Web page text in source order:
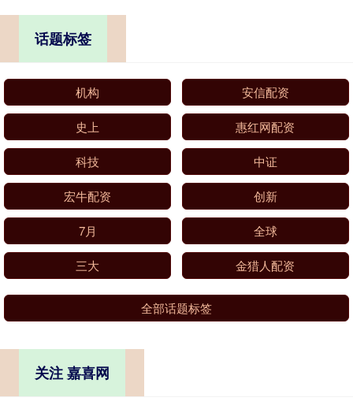
话题标签
机构 安信配资
史上 惠红网配资
科技 中证
宏牛配资 创新
7月 全球
三大 金猎人配资
全部话题标签
关注 嘉喜网